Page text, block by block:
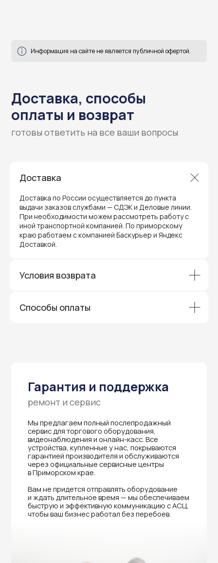
готовы ответить на все ваши вопросы
Доставка
Доставка по России осуществляется до пункта
выдачи заказов службами — СДЭК и Деловые линии.
При необходимости можем рассмотреть работу с
иной транспортной компанией. По приморскому
краю работаем с компанией Баскурьер и Яндекс
Доставкой.
Условия возврата
Способы оплаты
сервис для торгового оборудования,
видеонаблюдения и онлайн-касс. Все
ремонт и сервис